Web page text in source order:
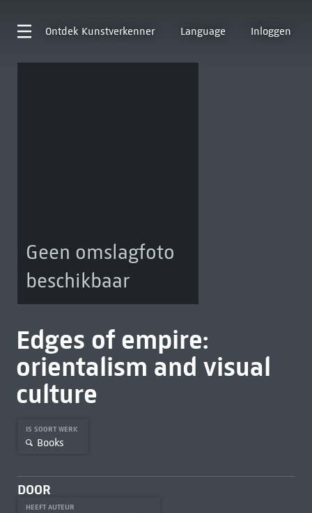
Ontdek Kunstverkenner Language Inloggen
Geen omslagfoto
beschikbaar
Edges of empire:
orientalism and visual
culture
IS SOORT WERK
Books
DOOR
HEEFT AUTEUR